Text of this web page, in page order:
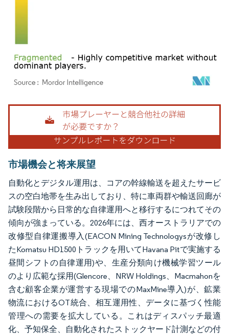
画像 © Mordor Intelligence。再利用にはCC BY 4.0の表示が必要です。
市場機会と将来展望
自動化とデジタル運用は、コアの幹線輸送を超えたサービ
スの空白地帯を生み出しており、特に車両群や輸送回廊が
試験段階から日常的な自律運用へと移行するにつれてその
傾向が強まっている。2026年には、西オーストラリアでの
改修型自律運搬導入(EACON Mining Technologysが改修し
たKomatsu HD1500トラックを用いてHavana Pitで実施する
昼間シフトの自律運用)や、生産分類向け機械学習ツール
のより広範な採用(Glencore、NRW Holdings、Macmahonを
含む顧客企業が運営する現場でのMaxMine導入)が、鉱業
物流におけるOT統合、相互運用性、データに基づく性能
管理への需要を拡大している。これはディスパッチ最適
化、予知保全、自動化されたストックヤード計測などの付